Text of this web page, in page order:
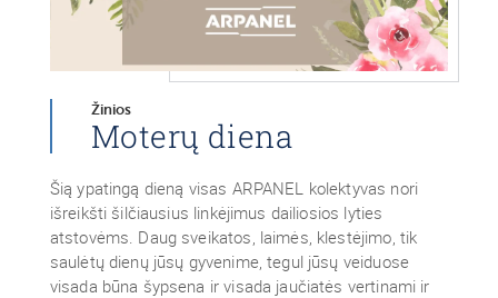
Žinios
Moterų diena
Šią ypatingą dieną visas ARPANEL kolektyvas nori
išreikšti šilčiausius linkėjimus dailiosios lyties
atstovėms. Daug sveikatos, laimės, klestėjimo, tik
saulėtų dienų jūsų gyvenime, tegul jūsų veiduose
visada būna šypsena ir visada jaučiatės vertinami ir